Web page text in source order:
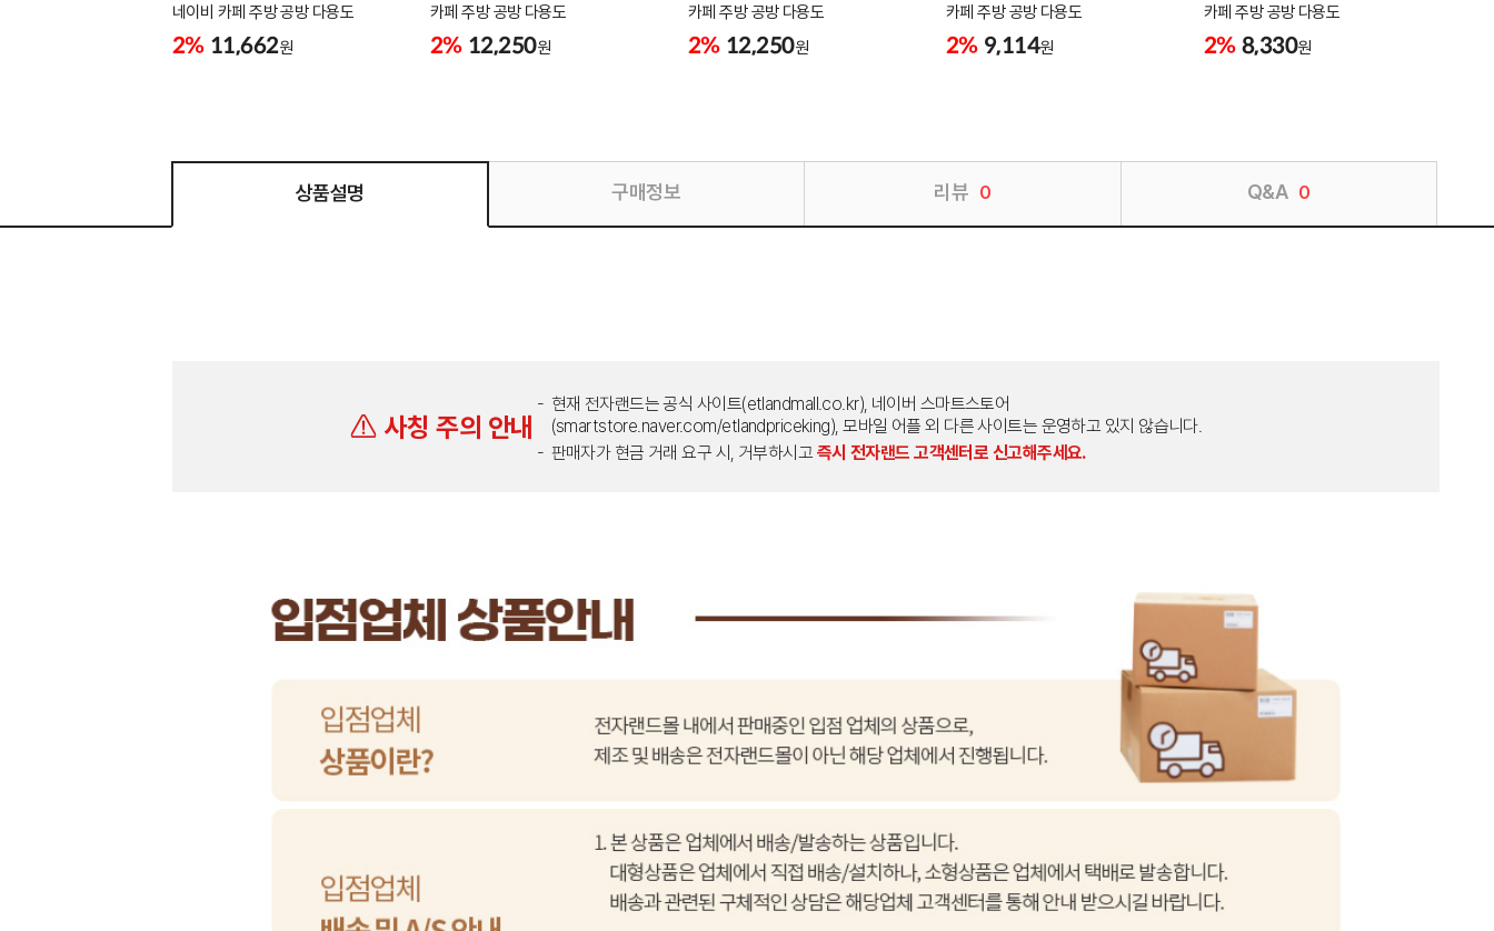
네이비 카페 주방 공방 다용도
2% 11,662원
카페 주방 공방 다용도
2% 12,250원
카페 주방 공방 다용도
2% 12,250원
카페 주방 공방 다용도
2% 9,114원
카페 주방 공방 다용도
2% 8,330원
상품설명 구매정보 리뷰 0 Q&A 0
사칭 주의 안내
현재 전자랜드는 공식 사이트(etlandmall.co.kr), 네이버 스마트스토어
(smartstore.naver.com/etlandpriceking), 모바일 어플 외 다른 사이트는 운영하고 있지 않습니다.
판매자가 현금 거래 요구 시, 거부하시고 즉시 전자랜드 고객센터로 신고해주세요.